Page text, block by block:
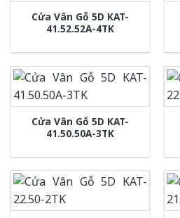
Cửa Vân Gỗ 5D KAT-
41.52.52A-4TK
Cửa Vân Gỗ 5D KAT-
41.50.50A-3TK